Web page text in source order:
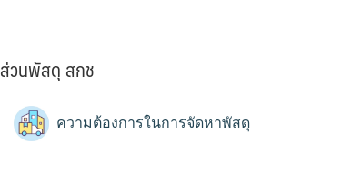
ส่วนพัสดุ สกช
ความต้องการในการจัดหาพัสดุ